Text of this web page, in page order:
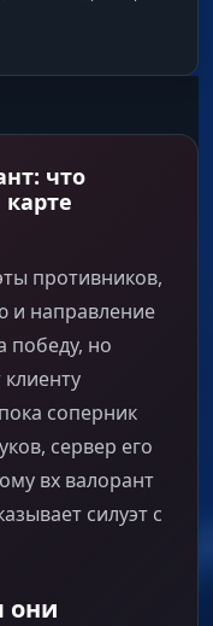
что
противников,
и направление
победу, но
соперник
сервер его
вх валорант
силуэт с
они